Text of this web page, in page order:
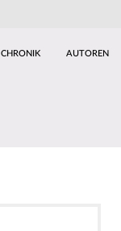
CHRONIK AUTOREN